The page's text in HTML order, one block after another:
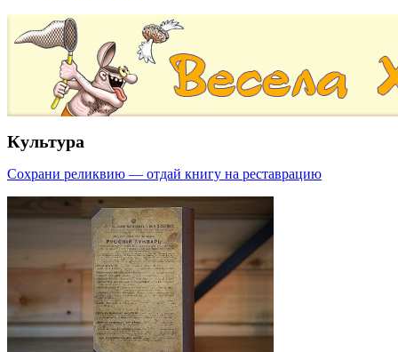
Культура
Сохрани реликвию — отдай книгу на реставрацию